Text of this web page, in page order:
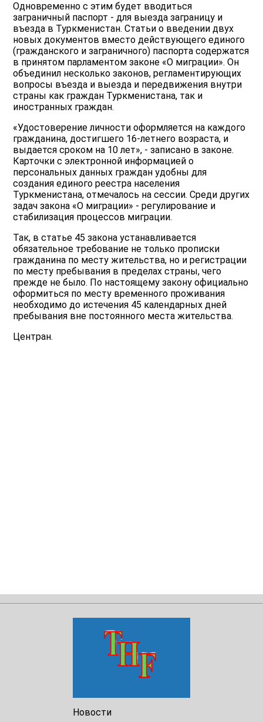
Одновременно с этим будет вводиться
заграничный паспорт - для выезда заграницу и
въезда в Туркменистан. Статьи о введении двух
новых документов вместо действующего единого
(гражданского и заграничного) паспорта содержатся
в принятом парламентом законе «О миграции». Он
объединил несколько законов, регламентирующих
вопросы въезда и выезда и передвижения внутри
страны как граждан Туркменистана, так и
иностранных граждан.
«Удостоверение личности оформляется на каждого
гражданина, достигшего 16-летнего возраста, и
выдается сроком на 10 лет», - записано в законе.
Карточки с электронной информацией о
персональных данных граждан удобны для
создания единого реестра населения
Туркменистана, отмечалось на сессии. Среди других
задач закона «О миграции» - регулирование и
стабилизация процессов миграции.
Так, в статье 45 закона устанавливается
обязательное требование не только прописки
гражданина по месту жительства, но и регистрации
по месту пребывания в пределах страны, чего
прежде не было. По настоящему закону официально
оформиться по месту временного проживания
необходимо до истечения 45 календарных дней
пребывания вне постоянного места жительства.
Центран.
Новости